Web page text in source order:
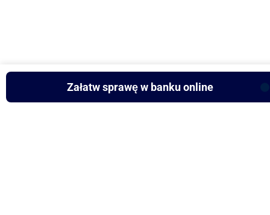
Załatw sprawę w banku online